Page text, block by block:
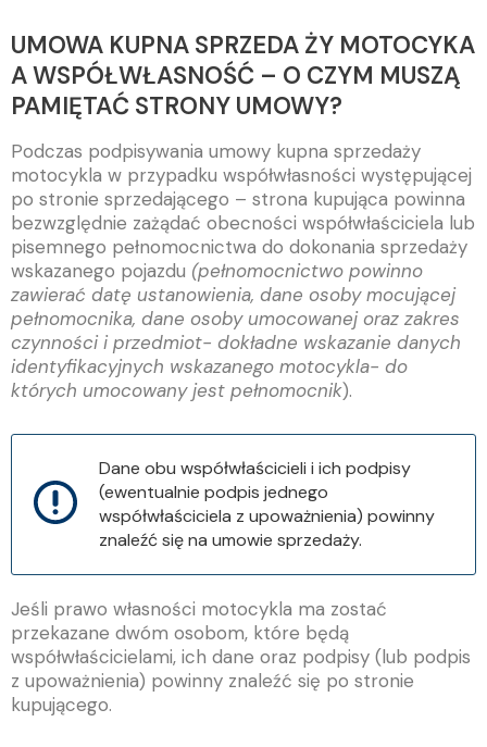
UMOWA KUPNA SPRZEDA ŻY MOTOCYKA
A WSPÓŁWŁASNOŚĆ – O CZYM MUSZĄ
PAMIĘTAĆ STRONY UMOWY?
Podczas podpisywania umowy kupna sprzedaży
motocykla w przypadku współwłasności występującej
po stronie sprzedającego – strona kupująca powinna
bezwzględnie zażądać obecności współwłaściciela lub
pisemnego pełnomocnictwa do dokonania sprzedaży
wskazanego pojazdu (pełnomocnictwo powinno
zawierać datę ustanowienia, dane osoby mocującej
pełnomocnika, dane osoby umocowanej oraz zakres
czynności i przedmiot- dokładne wskazanie danych
identyfikacyjnych wskazanego motocykla- do
których umocowany jest pełnomocnik).
Dane obu współwłaścicieli i ich podpisy
(ewentualnie podpis jednego
współwłaściciela z upoważnienia) powinny
znaleźć się na umowie sprzedaży.
Jeśli prawo własności motocykla ma zostać
przekazane dwóm osobom, które będą
współwłaścicielami, ich dane oraz podpisy (lub podpis
z upoważnienia) powinny znaleźć się po stronie
kupującego.